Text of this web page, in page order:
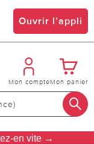
Ouvrir l’appli
Mon compteMon panier
en vite →